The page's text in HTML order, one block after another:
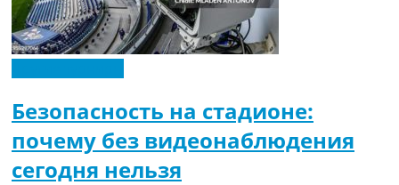
Безопасность на стадионе:
почему без видеонаблюдения
сегодня нельзя